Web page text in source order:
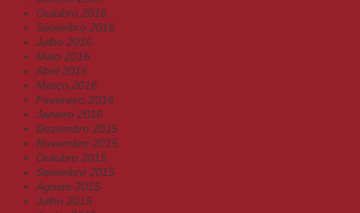
Outubro 2016
Setembro 2016
Julho 2016
Maio 2016
Abril 2016
Março 2016
Fevereiro 2016
Janeiro 2016
Dezembro 2015
Novembro 2015
Outubro 2015
Setembro 2015
Agosto 2015
Julho 2015